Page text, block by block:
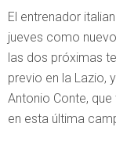
El entrenador
jueves como
las dos próximas
previo en la Lazio,
Antonio Conte, que
en esta última